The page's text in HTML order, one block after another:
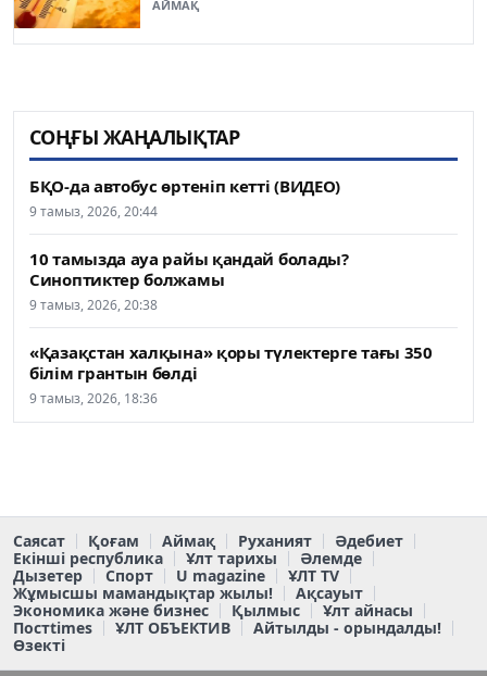
АЙМАҚ
СОҢҒЫ ЖАҢАЛЫҚТАР
БҚО-да автобус өртеніп кетті (ВИДЕО)
9 тамыз, 2026, 20:44
10 тамызда ауа райы қандай болады?
Синоптиктер болжамы
9 тамыз, 2026, 20:38
«Қазақстан халқына» қоры түлектерге тағы 350
білім грантын бөлді
9 тамыз, 2026, 18:36
Саясат Қоғам Аймақ Руханият
Әдебиет
Екінші республика
Ұлт тарихы
Әлемде
Дызетер
Спорт U magazine
ҰЛТ TV
Жұмысшы мамандықтар жылы!
Ақсауыт
Экономика және бизнес
Қылмыс
Ұлт айнасы
Постtimes
ҰЛТ ОБЪЕКТИВ
Айтылды - орындалды!
Өзекті